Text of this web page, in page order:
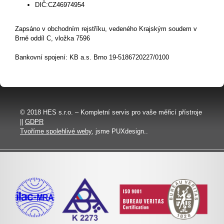
DIČ:CZ46974954
Zapsáno v obchodním rejstříku, vedeného Krajským soudem v
Brně oddíl C, vložka 7596
Bankovní spojení: KB a.s. Brno 19-5186720227/0100
© 2018 HES s.r.o. – Kompletní servis pro vaše měřicí přístroje
GDPR
Tvoříme spolehlivé weby, jsme PUXdesign..